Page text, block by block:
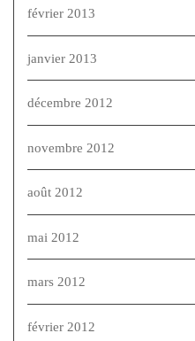
février 2013
janvier 2013
décembre 2012
novembre 2012
août 2012
mai 2012
mars 2012
février 2012